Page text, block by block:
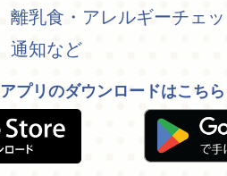
離乳食・アレルギーチェ
通知など
アプリのダウンロードはこちら